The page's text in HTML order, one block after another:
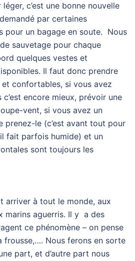
c’est une bonne nouvelle
par certaines
pour un bagage en soute. Nous
sauvetage pour chaque
quelques vestes et
Il faut donc prendre
confortables, si vous avez
encore mieux, prévoir une
vent, si vous avez un
prenez-le (c’est avant tout pour
fait parfois humide) et un
sont toujours les
arriver à tout le monde, aux
marins aguerris. Il y a des
ce phénomène – on pense
frousse,…. Nous ferons en sorte
part, et d’autre part nous